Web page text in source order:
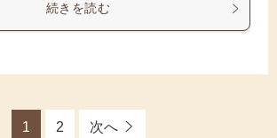
続きを読む
1 2 次へ